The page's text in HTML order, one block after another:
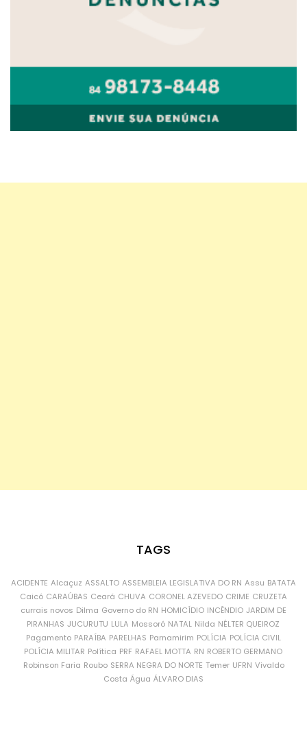
TAGS
ACIDENTE Alcaçuz ASSALTO ASSEMBLEIA LEGISLATIVA DO RN Assu BATATA
Caicó CARAÚBAS Ceará CHUVA CORONEL AZEVEDO CRIME CRUZETA
currais novos Dilma Governo do RN HOMICÍDIO INCÊNDIO JARDIM DE
PIRANHAS JUCURUTU LULA Mossoró NATAL Nilda NÉLTER QUEIROZ
Pagamento PARAÍBA PARELHAS Parnamirim POLÍCIA POLÍCIA CIVIL
POLÍCIA MILITAR Política PRF RAFAEL MOTTA RN ROBERTO GERMANO
Robinson Faria Roubo SERRA NEGRA DO NORTE Temer UFRN Vivaldo
Costa Água ÁLVARO DIAS